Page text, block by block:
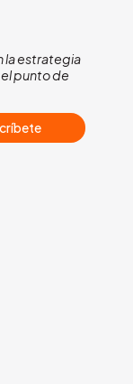
la estrategia
punto de